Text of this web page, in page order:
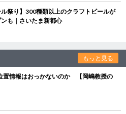
祭り】300種類以上のクラフトビールが
も｜さいたま新都心
もっと見る
置情報はおっかないのか 【岡嶋教授の